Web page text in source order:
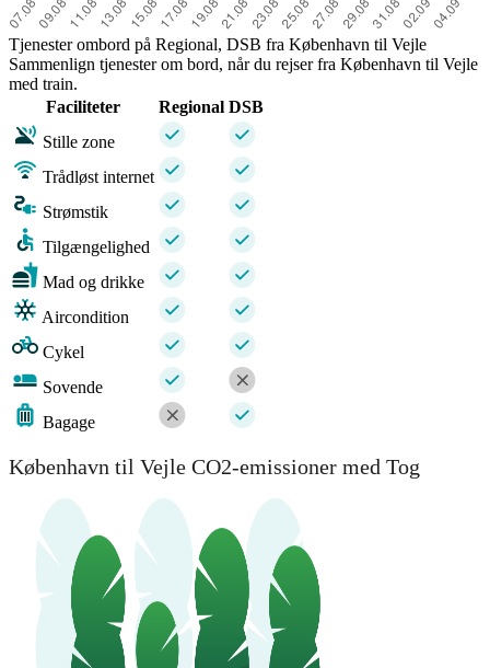
Tjenester ombord på Regional, DSB fra København til Vejle
Sammenlign tjenester om bord, når du rejser fra København til Vejle
med train.
Faciliteter
Regional DSB
Stille zone
Trådløst internet
Strømstik
Tilgængelighed
Mad og drikke
Aircondition
Cykel
Sovende
Bagage
København til Vejle CO2-emissioner med Tog